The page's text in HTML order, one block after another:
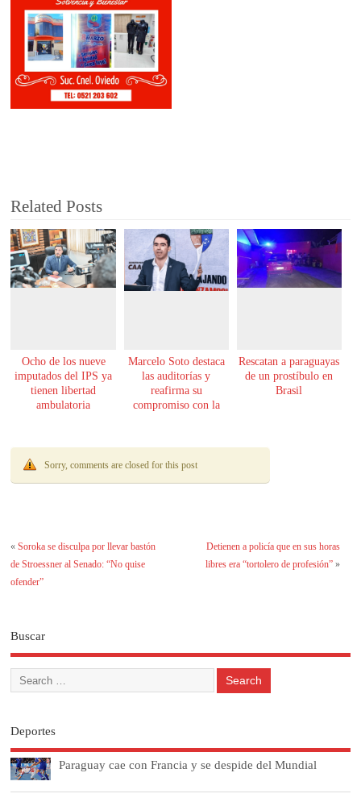
Related Posts
Ocho de los nueve
imputados del IPS ya
tienen libertad
ambulatoria
Marcelo Soto destaca
las auditorías y
reafirma su
compromiso con la
Rescatan a paraguayas
de un prostíbulo en
Brasil
Sorry, comments are closed for this post
«Soroka se disculpa por llevar bastón
de Stroessner al Senado: “No quise
ofender”
Detienen a policía que en sus horas
libres era “tortolero de profesión”»
Buscar
Deportes
Paraguay cae con Francia y se despide del Mundial